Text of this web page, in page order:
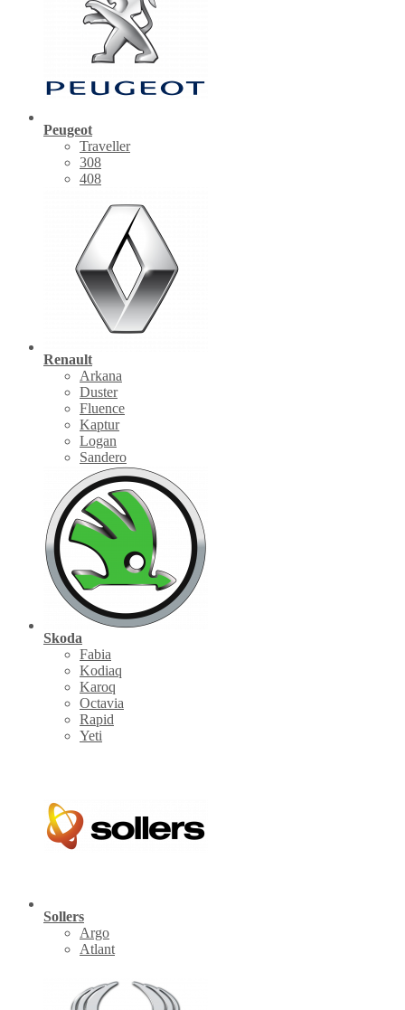
Peugeot
Traveller
308
408
Renault
Arkana
Duster
Fluence
Kaptur
Logan
Sandero
Skoda
Fabia
Kodiaq
Karoq
Octavia
Rapid
Yeti
Sollers
Argo
Atlant